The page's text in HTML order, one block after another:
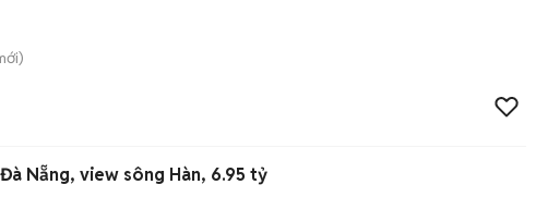
Nẵng, view sông Hàn, 6.95 tỷ